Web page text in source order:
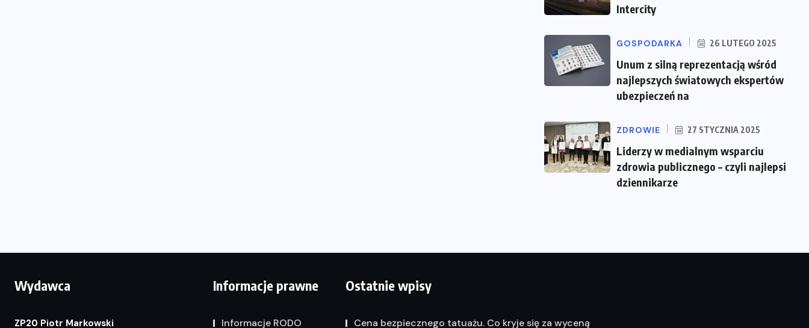
Intercity
GOSPODARKA 26 LUTEGO 2025
Unum z silną reprezentacją wśród
najlepszych światowych ekspertów
ubezpieczeń na
ZDROWIE 27 STYCZNIA 2025
Liderzy w medialnym wsparciu
zdrowia publicznego – czyli najlepsi
dziennikarze
Wydawca
ZP20 Piotr Markowski
Informacje prawne
Informacje RODO
Ostatnie wpisy
Cena bezpiecznego tatuażu. Co kryje się za wyceną